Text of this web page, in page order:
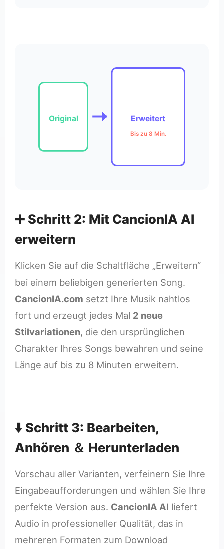
Original Erweitert
Bis zu 8 Min.
➕ Schritt 2: Mit CancionIA AI
erweitern
Klicken Sie auf die Schaltfläche „Erweitern“
bei einem beliebigen generierten Song.
CancionIA.com setzt Ihre Musik nahtlos
fort und erzeugt jedes Mal 2 neue
Stilvariationen, die den ursprünglichen
Charakter Ihres Songs bewahren und seine
Länge auf bis zu 8 Minuten erweitern.
⬇️ Schritt 3: Bearbeiten,
Anhören ＆ Herunterladen
Vorschau aller Varianten, verfeinern Sie Ihre
Eingabeaufforderungen und wählen Sie Ihre
perfekte Version aus. CancionIA AI liefert
Audio in professioneller Qualität, das in
mehreren Formaten zum Download